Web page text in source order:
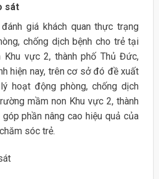
sát
giá khách quan thực trạng
chống dịch bệnh cho trẻ tại
Khu vực 2, thành phố Thủ Đức,
hiện nay, trên cơ sở đó đề xuất
hoạt động phòng, chống dịch
mầm non Khu vực 2, thành
phần nâng cao hiệu quả của
sóc trẻ.